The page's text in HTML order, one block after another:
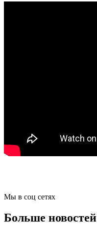
Мы в соц сетях
Больше новостей